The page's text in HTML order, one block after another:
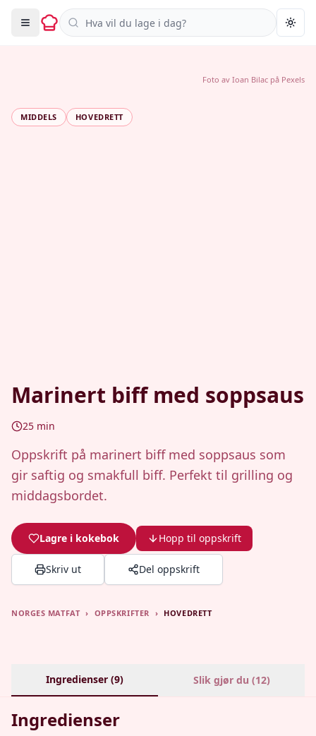
Søk i oppskrifter
MIDDELS HOVEDRETT
Marinert biff med soppsaus
25 min
Oppskrift på marinert biff med soppsaus som
gir saftig og smakfull biff. Perfekt til grilling og
middagsbordet.
Lagre i kokebok Hopp til oppskrift
Skriv ut Del oppskrift
Foto av Ioan Bilac på Pexels
NORGES MATFAT › OPPSKRIFTER › HOVEDRETT
Ingredienser (9) Slik gjør du (12)
Ingredienser